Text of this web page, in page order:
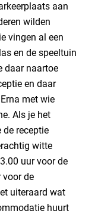
aan
wilden
vingen al een
en de speeltuin
daar naartoe
en daar
met wie
Als je het
de receptie
witte
uur voor de
voor de
uiteraard wat
huurt